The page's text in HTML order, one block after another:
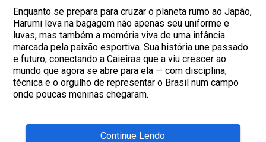
Enquanto se prepara para cruzar o planeta rumo ao Japão,
Harumi leva na bagagem não apenas seu uniforme e
luvas, mas também a memória viva de uma infância
marcada pela paixão esportiva. Sua história une passado
e futuro, conectando a Caieiras que a viu crescer ao
mundo que agora se abre para ela — com disciplina,
técnica e o orgulho de representar o Brasil num campo
onde poucas meninas chegaram.
Continue Lendo